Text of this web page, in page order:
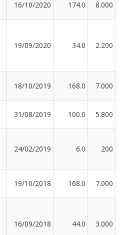
16/10/2020 174.0 8.000
19/09/2020 34.0 2.200
18/10/2019 168.0 7.000
31/08/2019 100.0 5.800
24/02/2019 6.0 200
19/10/2018 168.0 7.000
16/09/2018 44.0 3.000